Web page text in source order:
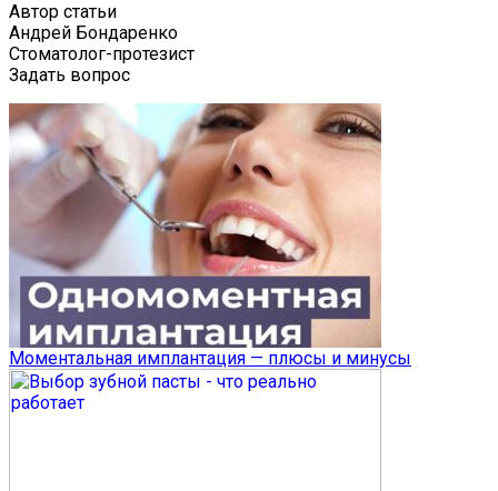
Автор статьи
Андрей Бондаренко
Стоматолог-протезист
Задать вопрос
Моментальная имплантация — плюсы и минусы